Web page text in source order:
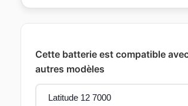
Cette batterie est compatible
autres modèles